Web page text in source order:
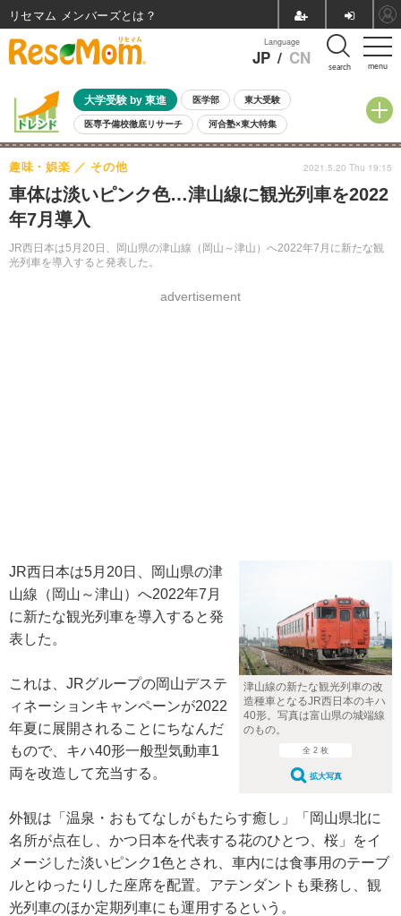
menu
Language
JP / CN search
大学受験 by 東進 医学部 東大受験
医専予備校徹底リサーチ 河合塾×東大特集
親子で考える大学選び 高校受験 中学受験 小学校受験
共通テスト 夏休み
8月開催イベント・WS 全国公立高校 過去問 人気記事
自由研究教材（小学生向け）
車体は淡いピンク色…津山線に観光列車を2022
年7月導入
JR西日本は5月20日、岡山県の津山線（岡山～津山）へ2022年7月に新たな観
光列車を導入すると発表した。
趣味・娯楽 その他
advertisement
2021.5.20 Thu 19:15
津山線の新たな観光列車の改
造種車となるJR西日本のキハ
40形。写真は富山県の城端線
のもの。
全 2 枚
拡大写真
JR西日本は5月20日、岡山県の津
山線（岡山～津山）へ2022年7月
に新たな観光列車を導入すると発
表した。
これは、JRグループの岡山デステ
ィネーションキャンペーンが2022
年夏に展開されることにちなんだ
もので、キハ40形一般型気動車1
両を改造して充当する。
外観は「温泉・おもてなしがもたらす癒し」「岡山県北に
名所が点在し、かつ日本を代表する花のひとつ、桜」をイ
メージした淡いピンク1色とされ、車内には食事用のテーブ
ルとゆったりした座席を配置。アテンダントも乗務し、観
光列車のほか定期列車にも運用するという。
リセマム メンバーズ